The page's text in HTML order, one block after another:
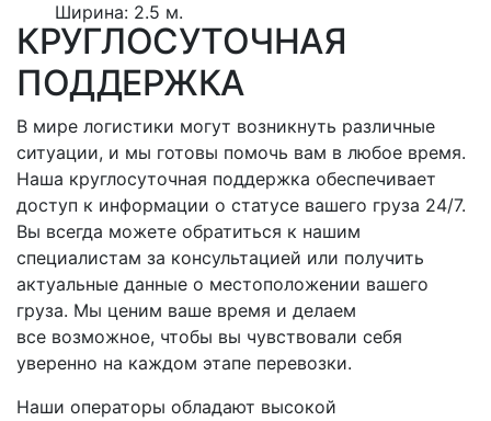
Ширина: 2.5 м.
КРУГЛОСУТОЧНАЯ
ПОДДЕРЖКА
В мире логистики могут возникнуть различные
ситуации, и мы готовы помочь вам в любое время.
Наша круглосуточная поддержка обеспечивает
доступ к информации о статусе вашего груза 24/7.
Вы всегда можете обратиться к нашим
специалистам за консультацией или получить
актуальные данные о местоположении вашего
груза. Мы ценим ваше время и делаем
все возможное, чтобы вы чувствовали себя
уверенно на каждом этапе перевозки.
Наши операторы обладают высокой